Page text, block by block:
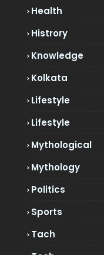
Health
Histrory
Knowledge
Kolkata
Lifestyle
Lifestyle
Mythological
Mythology
Politics
Sports
Tach